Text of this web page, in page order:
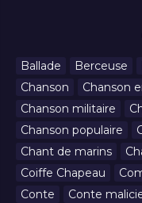
Ballade Berceuse
Chanson
Chanson
Chanson militaire
Chanson populaire
Chant de marins
Coiffe Chapeau
Conte
Conte